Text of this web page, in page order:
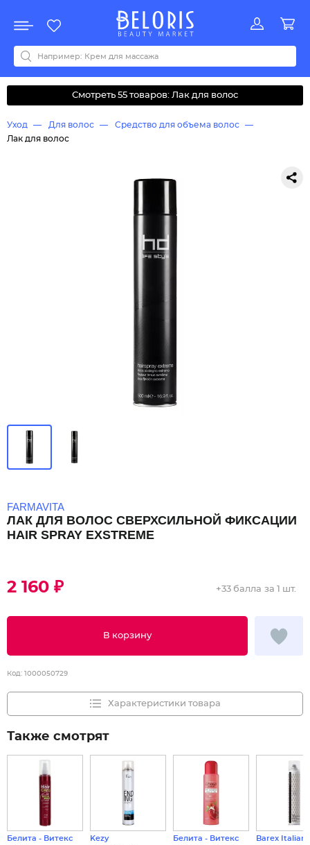
Акции
Все бренды
0-9ABCDEFGHIJKLMNOPQRSTUVWYZАБВДЗИМОКЛНПРСТУФ
Смотреть 55 товаров: Лак для волос
Уход Для волос
Средство для объема волос
Лак для волос
FARMAVITA
ЛАК ДЛЯ ВОЛОС СВЕРХСИЛЬНОЙ ФИКСАЦИИ
HAIR SPRAY EXSTREME
2 160 ₽
В корзину
+33 балла за 1 шт.
Код: 1000050729
Характеристики товара
Также смотрят
Белита - Витекс Kezy Белита - Витекс Barex